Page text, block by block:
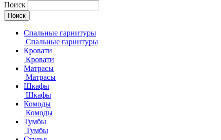
Поиск
Спальные гарнитуры
Спальные гарнитуры
Кровати
Кровати
Матрасы
Матрасы
Шкафы
Шкафы
Комоды
Комоды
Тумбы
Тумбы